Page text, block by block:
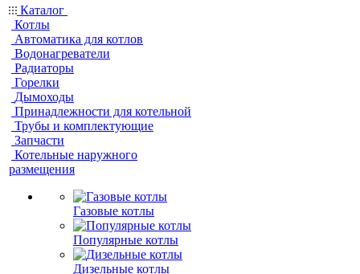
Каталог
Котлы
Автоматика для котлов
Водонагреватели
Радиаторы
Горелки
Дымоходы
Принадлежности для котельной
Трубы и комплектующие
Запчасти
Котельные наружного
размещения
Газовые котлы
Популярные котлы
Дизельные котлы